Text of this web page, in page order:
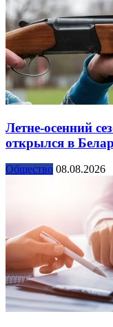
Летне-осенний
открылся в
Общество 08.08.2026